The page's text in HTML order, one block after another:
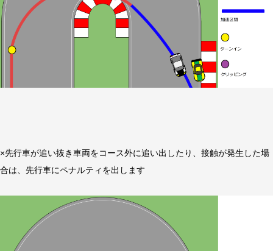
×先行車が追い抜き車両をコース外に追い出したり、接触が発生した場
合は、先行車にペナルティを出します